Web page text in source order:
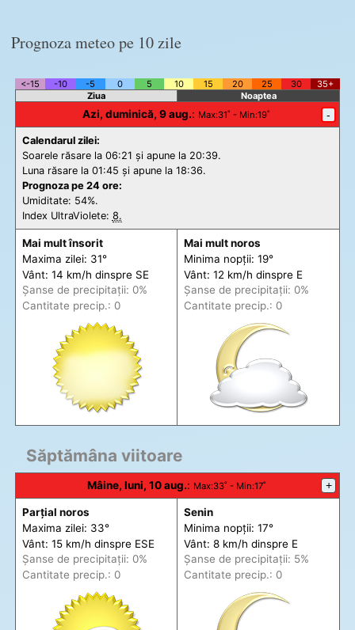
Prognoza meteo pe 10 zile
<-15 -10 -5 0 5 10 15 20 25 30
35+
Ziua
Noaptea
Azi, duminică, 9 aug.: Max:31˚ - Min:19˚ -
Calendarul zilei:
Soarele răsare la 06:21 și apune la 20:39.
Luna răsare la 01:45 și apune la 18:36.
Prognoza pe 24 ore:
Umiditate: 54%.
Index UltraViolete: 8.
Mai mult însorit
Maxima zilei: 31°
Vânt: 14 km/h dinspre SE
Șanse de precipitații: 0%
Cantitate precip.: 0
Mai mult noros
Minima nopții: 19°
Vânt: 12 km/h dinspre E
Șanse de precipitații: 0%
Cantitate precip.: 0
Săptămâna viitoare
Mâine, luni, 10 aug.: Max:33˚ - Min:17˚ +
Parțial noros
Maxima zilei: 33°
Vânt: 15 km/h dinspre ESE
Șanse de precipitații: 0%
Cantitate precip.: 0
Senin
Minima nopții: 17°
Vânt: 8 km/h dinspre E
Șanse de precipitații: 5%
Cantitate precip.: 0